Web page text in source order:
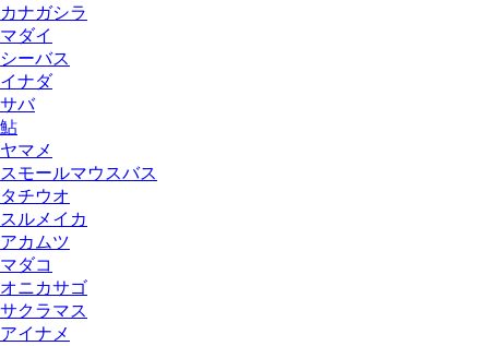
カナガシラ
マダイ
シーバス
イナダ
サバ
鮎
ヤマメ
スモールマウスバス
タチウオ
スルメイカ
アカムツ
マダコ
オニカサゴ
サクラマス
アイナメ